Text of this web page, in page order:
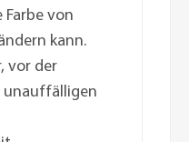
von
kann.
vor der
unauffälligen